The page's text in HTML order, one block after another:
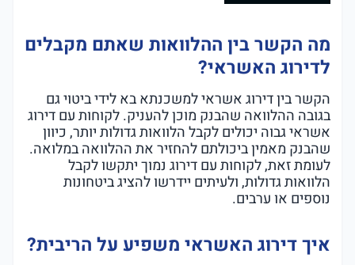
מה הקשר בין ההלוואות שאתם מקבלים
לדירוג האשראי?
הקשר בין דירוג אשראי למשכנתא בא לידי ביטוי גם
בגובה ההלוואה שהבנק מוכן להעניק. לקוחות עם דירוג
אשראי גבוה יכולים לקבל הלוואות גדולות יותר, כיוון
שהבנק מאמין ביכולתם להחזיר את ההלוואה במלואה.
לעומת זאת, לקוחות עם דירוג נמוך יתקשו לקבל
הלוואות גדולות, ולעיתים יידרשו להציג ביטחונות
נוספים או ערבים.
איך דירוג האשראי משפיע על הריבית?